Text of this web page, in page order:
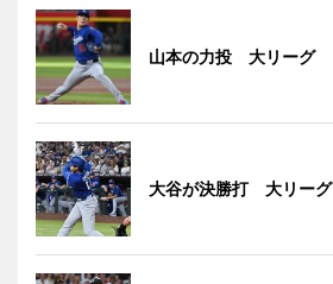
山本の力投 大リーグ
大谷が決勝打 大リーグ